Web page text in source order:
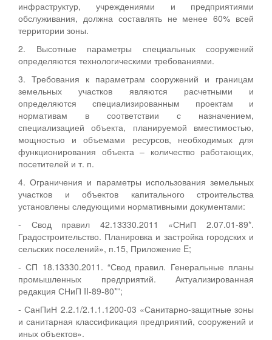
инфраструктур, учреждениями и предприятиями
обслуживания, должна составлять не менее 60% всей
территории зоны.
2. Высотные параметры специальных сооружений
определяются технологическими требованиями.
3. Требования к параметрам сооружений и границам
земельных участков являются расчетными и
определяются специализированным проектам и
нормативам в соответствии с назначением,
специализацией объекта, планируемой вместимостью,
мощностью и объемами ресурсов, необходимых для
функционирования объекта – количество работающих,
посетителей и т. п.
4. Ограничения и параметры использования земельных
участков и объектов капитального строительства
установлены следующими нормативными документами:
- Свод правил 42.13330.2011 «СНиП 2.07.01-89*.
Градостроительство. Планировка и застройка городских и
сельских поселений», п.15, Приложение E;
- СП 18.13330.2011. “Свод правил. Генеральные планы
промышленных предприятий. Актуализированная
редакция СНиП II-89-80*”;
- СанПиН 2.2.1/2.1.1.1200-03 «Санитарно-защитные зоны
и санитарная классификация предприятий, сооружений и
иных объектов».